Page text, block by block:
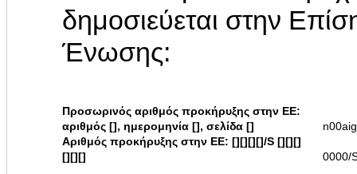
δημοσιεύεται στην
Ένωσης:
Προσωρινός αριθμός προκήρυξης στην ΕΕ:
αριθμός [], ημερομηνία [], σελίδα []
Αριθμός προκήρυξης στην ΕΕ: [][][][]/S [][][]
[][][]
0000/